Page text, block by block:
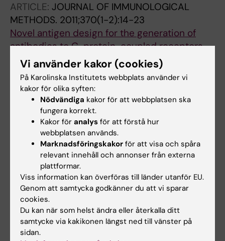
Koistinen I; Olovsson M; Engstrand L; Du J
ARTICLE: JOURNAL OF IMMUNOLOGICAL
METHODS. 2011;370(1-2):14-23
Novel antigen design for the generation of
antibodies to G-protein-coupled receptors
Larsson K; Hofstrom C; Lindskog C; Hansson
M; Angelidou P; Hokfelt T; Uhlen M; Wernerus
H; Graslund T; Hober S
Alla författare
ARTICLE: MOLECULAR & CELLULAR
PROTEOMICS.2005;4(12):1920-1932
A human protein atlas for normal and cancer
tissues based on antibody proteomics
Uhlén M; Björling E; Agaton C; Szigyarto CA;
Amini B; Andersen E; Andersson AC;
Angelidou P; Asplund A; Asplund C; Berglund
L; Bergström K; Brumer H; Cerjan D; Ekström
M; Elobeid A; Eriksson C; Fagerberg L; Falk R;
Fall J; Forsberg M; Björklund MG; Gumbel K;
Halimi A; Hallin I; Hamsten C; Hansson M;
Hedhammar M; Hercules G; Kampf C; Larsson
Alla författare
Är du Pia Angelidou?
Redigera din profil
Vi använder kakor (cookies)
På Karolinska Institutets webbplats använder vi
kakor för olika syften:
Nödvändiga kakor för att webbplatsen ska
fungera korrekt.
Kakor för analys för att förstå hur
webbplatsen används.
Marknadsföringskakor för att visa och spåra
relevant innehåll och annonser från externa
plattformar.
Viss information kan överföras till länder utanför EU.
Genom att samtycka godkänner du att vi sparar
cookies.
Du kan när som helst ändra eller återkalla ditt
samtycke via kakikonen längst ned till vänster på
sidan.